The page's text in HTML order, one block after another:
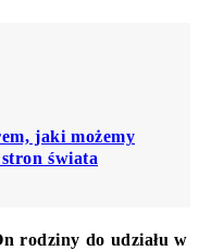
jaki możemy
świata
rodziny do udziału w